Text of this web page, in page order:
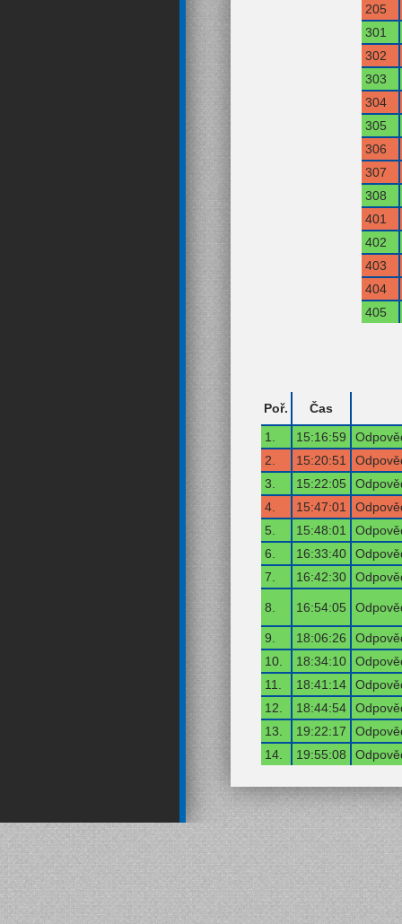
205
301
302
303
304
305
306
307
308
401
402
403
404
405
Poř.
Čas
1.
15:16:59
2.
15:20:51
3.
15:22:05
4.
15:47:01
5.
15:48:01
6.
16:33:40
7.
16:42:30
8. 16:54:05
9. 18:06:26
10.
18:34:10
11.
18:41:14
12.
18:44:54
13.
19:22:17
14.
19:55:08